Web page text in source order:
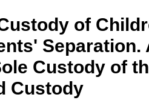
of
Custody of
Custody